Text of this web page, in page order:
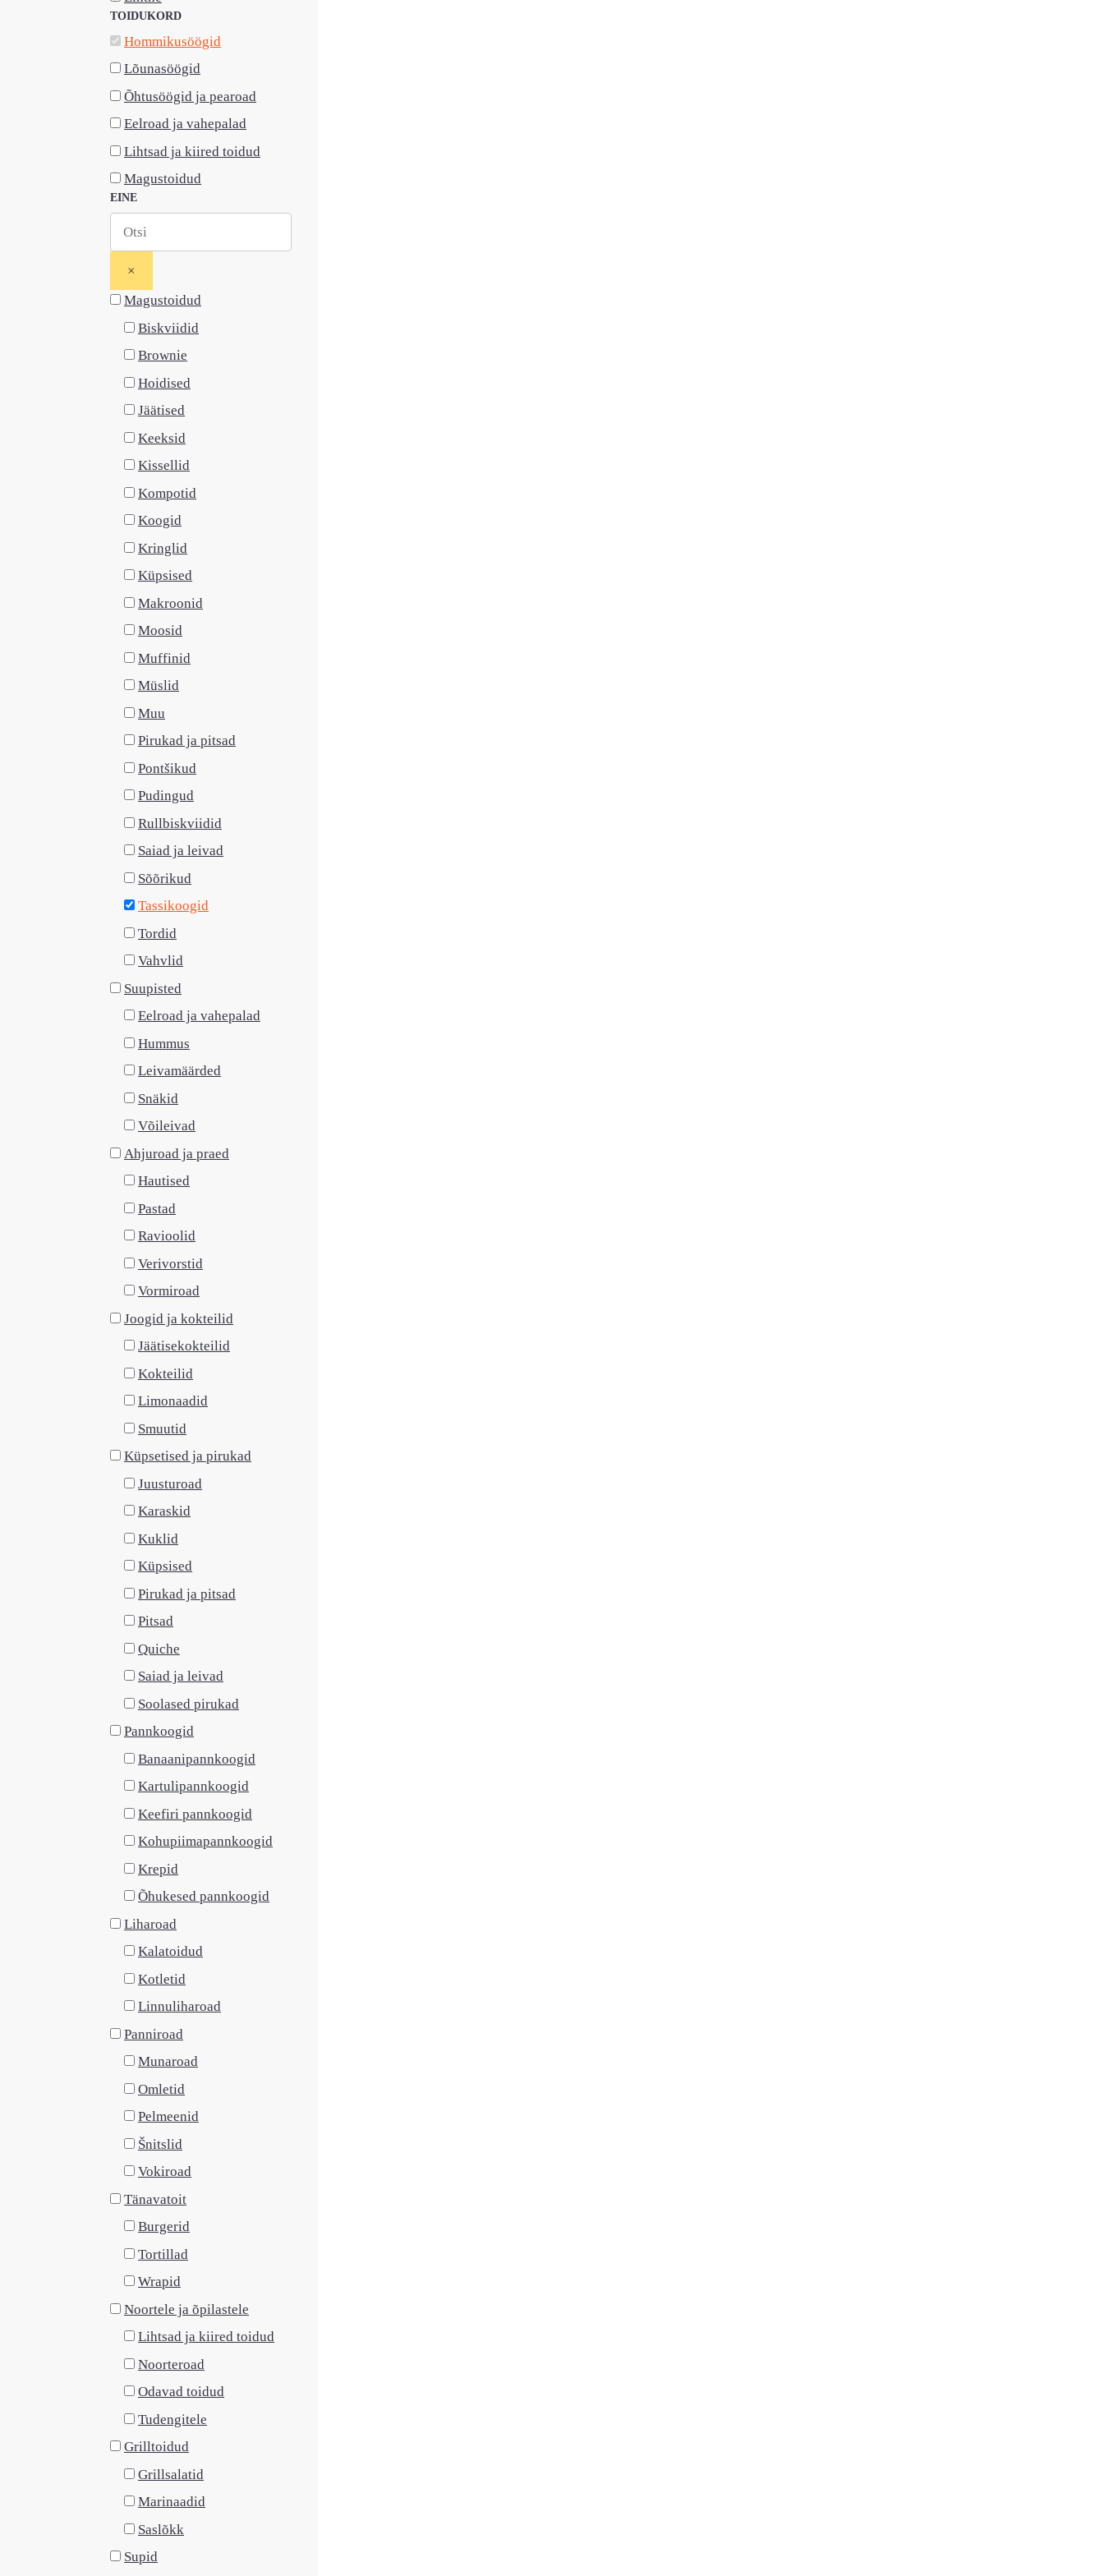
TOIDUKORD
Hommikusöögid
Lõunasöögid
Õhtusöögid ja pearoad
Eelroad ja vahepalad
Lihtsad ja kiired toidud
Magustoidud
EINE
×
Magustoidud
Biskviidid
Brownie
Hoidised
Jäätised
Keeksid
Kissellid
Kompotid
Koogid
Kringlid
Küpsised
Makroonid
Moosid
Muffinid
Müslid
Muu
Pirukad ja pitsad
Pontšikud
Pudingud
Rullbiskviidid
Saiad ja leivad
Sõõrikud
Tassikoogid
Tordid
Vahvlid
Suupisted
Eelroad ja vahepalad
Hummus
Leivamäärded
Snäkid
Võileivad
Ahjuroad ja praed
Hautised
Pastad
Ravioolid
Verivorstid
Vormiroad
Joogid ja kokteilid
Jäätisekokteilid
Kokteilid
Limonaadid
Smuutid
Küpsetised ja pirukad
Juusturoad
Karaskid
Kuklid
Küpsised
Pirukad ja pitsad
Pitsad
Quiche
Saiad ja leivad
Soolased pirukad
Pannkoogid
Banaanipannkoogid
Kartulipannkoogid
Keefiri pannkoogid
Kohupiimapannkoogid
Krepid
Õhukesed pannkoogid
Liharoad
Kalatoidud
Kotletid
Linnuliharoad
Panniroad
Munaroad
Omletid
Pelmeenid
Šnitslid
Vokiroad
Tänavatoit
Burgerid
Tortillad
Wrapid
Noortele ja õpilastele
Lihtsad ja kiired toidud
Noorteroad
Odavad toidud
Tudengitele
Grilltoidud
Grillsalatid
Marinaadid
Saslõkk
Supid